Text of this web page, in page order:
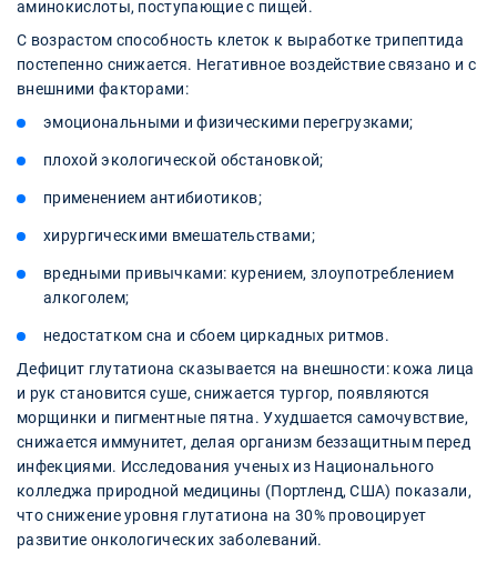
аминокислоты, поступающие с пищей.
С возрастом способность клеток к выработке трипептида
постепенно снижается. Негативное воздействие связано и с
внешними факторами:
эмоциональными и физическими перегрузками;
плохой экологической обстановкой;
применением антибиотиков;
хирургическими вмешательствами;
вредными привычками: курением, злоупотреблением
алкоголем;
недостатком сна и сбоем циркадных ритмов.
Дефицит глутатиона сказывается на внешности: кожа лица
и рук становится суше, снижается тургор, появляются
морщинки и пигментные пятна. Ухудшается самочувствие,
снижается иммунитет, делая организм беззащитным перед
инфекциями. Исследования ученых из Национального
колледжа природной медицины (Портленд, США) показали,
что снижение уровня глутатиона на 30% провоцирует
развитие онкологических заболеваний.